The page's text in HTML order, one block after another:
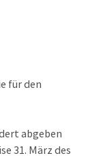
für den
abgeben
31. März des